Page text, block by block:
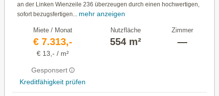
an der Linken Wienzeile 236 überzeugen durch einen hochwertigen,
sofort bezugsfertigen...
mehr anzeigen
Miete / Monat
€ 7.313,-
€ 13,- / m²
Gesponsert
Kreditfähigkeit prüfen
Nutzfläche
554 m²
Zimmer
—